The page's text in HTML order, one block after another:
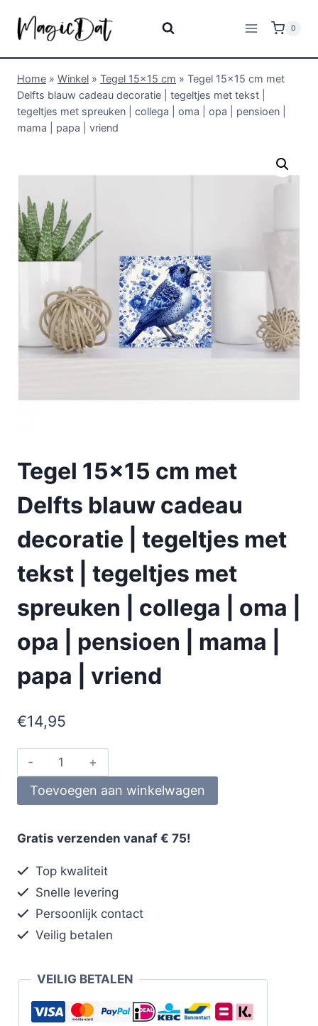
0
Home » Winkel » Tegel 15x15 cm » Tegel 15×15 cm met
Delfts blauw cadeau decoratie | tegeltjes met tekst |
tegeltjes met spreuken | collega | oma | opa | pensioen |
mama | papa | vriend
Tegel 15×15 cm met
Delfts blauw cadeau
decoratie | tegeltjes met
tekst | tegeltjes met
spreuken | collega | oma |
opa | pensioen | mama |
papa | vriend
€14,95
Toevoegen aan winkelwagen
Gratis verzenden vanaf € 75!
Top kwaliteit
Snelle levering
Persoonlijk contact
Veilig betalen
VEILIG BETALEN